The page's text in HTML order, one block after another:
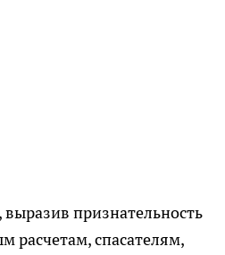
признательность
спасателям,